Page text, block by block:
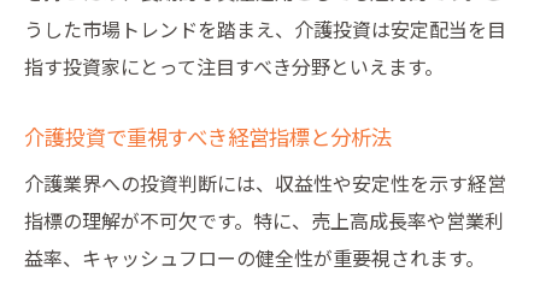
うした市場トレンドを踏まえ、介護投資は安定配当を目
指す投資家にとって注目すべき分野といえます。
介護投資で重視すべき経営指標と分析法
介護業界への投資判断には、収益性や安定性を示す経営
指標の理解が不可欠です。特に、売上高成長率や営業利
益率、キャッシュフローの健全性が重要視されます。